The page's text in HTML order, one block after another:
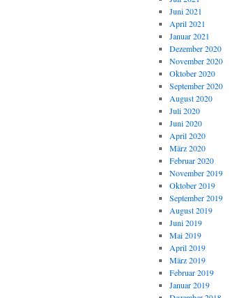
Juni 2021
April 2021
Januar 2021
Dezember 2020
November 2020
Oktober 2020
September 2020
August 2020
Juli 2020
Juni 2020
April 2020
März 2020
Februar 2020
November 2019
Oktober 2019
September 2019
August 2019
Juni 2019
Mai 2019
April 2019
März 2019
Februar 2019
Januar 2019